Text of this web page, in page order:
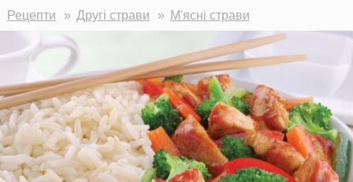
Ви тут
Рецепти Другі страви М'ясні страви